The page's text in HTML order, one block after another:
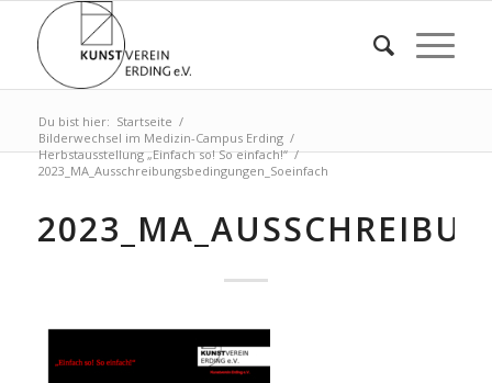
Du bist hier: Startseite /
Bilderwechsel im Medizin-Campus Erding /
Herbstausstellung „Einfach so! So einfach!“ /
2023_MA_Ausschreibungsbedingungen_Soeinfach